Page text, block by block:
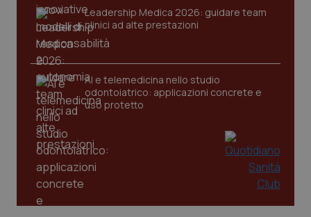
Leadership Medica 2026: guidare team
clinici ad alte prestazioni
AI e telemedicina nello studio
odontoiatrico: applicazioni concrete e
uso protetto
www.quotidianosanita.it